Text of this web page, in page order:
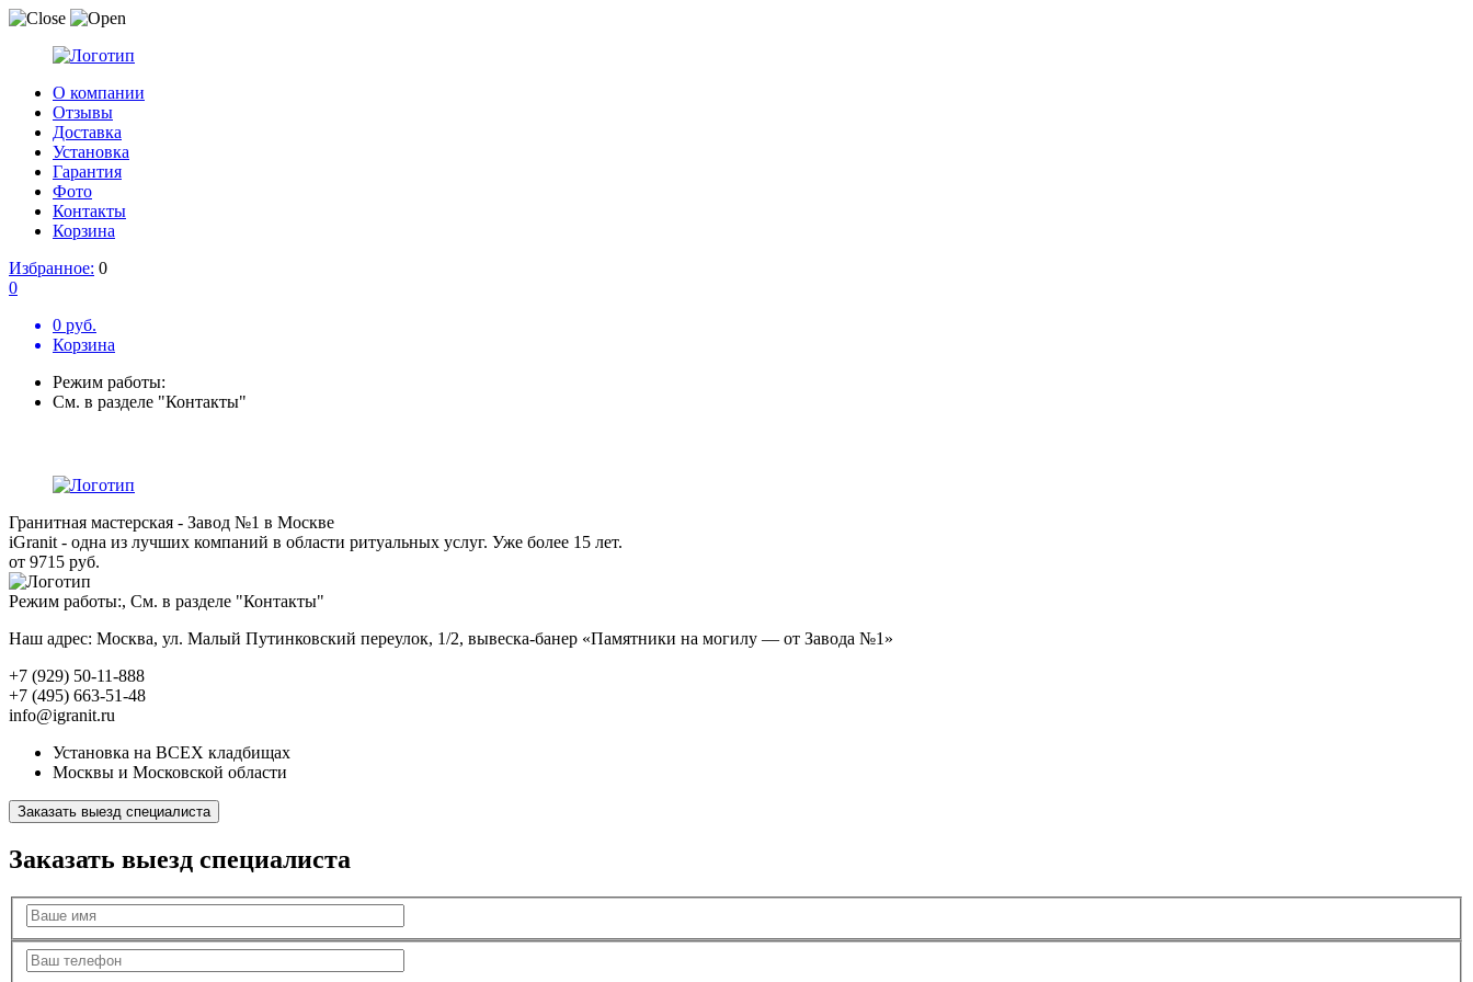
О компании
Отзывы
Доставка
Установка
Гарантия
Фото
Контакты
Корзина
Избранное: 0
0
0 руб.
Корзина
Режим работы:
См. в разделе "Контакты"
Гранитная мастерская - Завод №1 в Москве
iGranit - одна из лучших компаний в области ритуальных услуг. Уже более 15 лет.
от 9715 руб.
Режим работы:, См. в разделе "Контакты"
Наш адрес: Москва, ул. Малый Путинковский переулок, 1/2, вывеска-банер «Памятники на могилу — от Завода №1»
+7 (929) 50-11-888
+7 (495) 663-51-48
info@igranit.ru
Установка на ВСЕХ кладбищах
Москвы и Московской области
Заказать выезд специалиста
Заказать выезд специалиста